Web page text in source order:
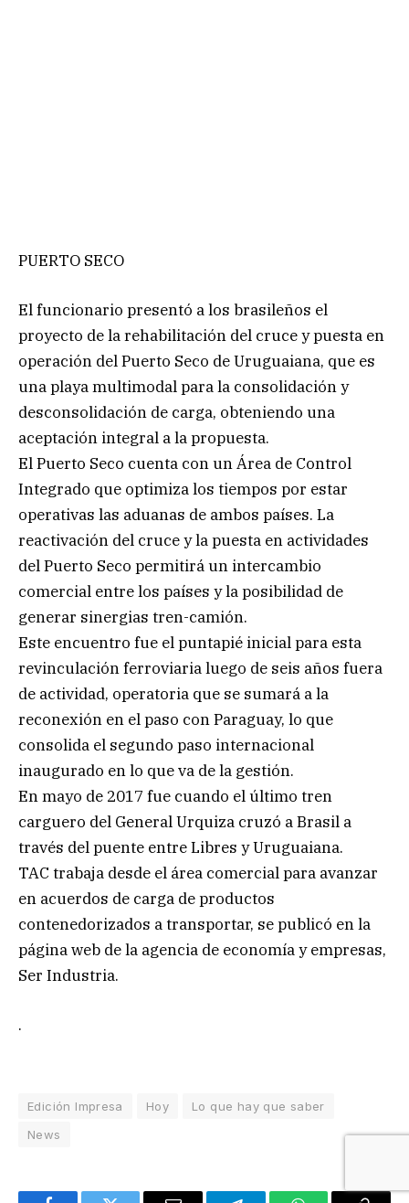
PUERTO SECO
El funcionario presentó a los brasileños el
proyecto de la rehabilitación del cruce y puesta en
operación del Puerto Seco de Uruguaiana, que es
una playa multimodal para la consolidación y
desconsolidación de carga, obteniendo una
aceptación integral a la propuesta.
El Puerto Seco cuenta con un Área de Control
Integrado que optimiza los tiempos por estar
operativas las aduanas de ambos países. La
reactivación del cruce y la puesta en actividades
del Puerto Seco permitirá un intercambio
comercial entre los países y la posibilidad de
generar sinergias tren-camión.
Este encuentro fue el puntapié inicial para esta
revinculación ferroviaria luego de seis años fuera
de actividad, operatoria que se sumará a la
reconexión en el paso con Paraguay, lo que
consolida el segundo paso internacional
inaugurado en lo que va de la gestión.
En mayo de 2017 fue cuando el último tren
carguero del General Urquiza cruzó a Brasil a
través del puente entre Libres y Uruguaiana.
TAC trabaja desde el área comercial para avanzar
en acuerdos de carga de productos
contenedorizados a transportar, se publicó en la
página web de la agencia de economía y empresas,
Ser Industria.
.
Edición Impresa Hoy
Lo que hay que saber
News